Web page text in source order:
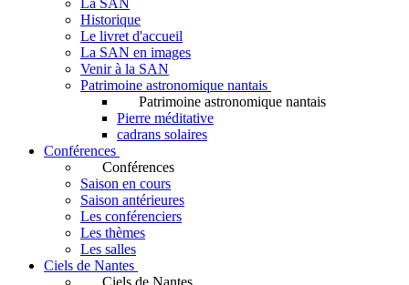
La SAN
Historique
Le livret d'accueil
La SAN en images
Venir à la SAN
Patrimoine astronomique nantais
Patrimoine astronomique nantais
Pierre méditative
cadrans solaires
Conférences
Conférences
Saison en cours
Saison antérieures
Les conférenciers
Les thèmes
Les salles
Ciels de Nantes
Ciels de Nantes